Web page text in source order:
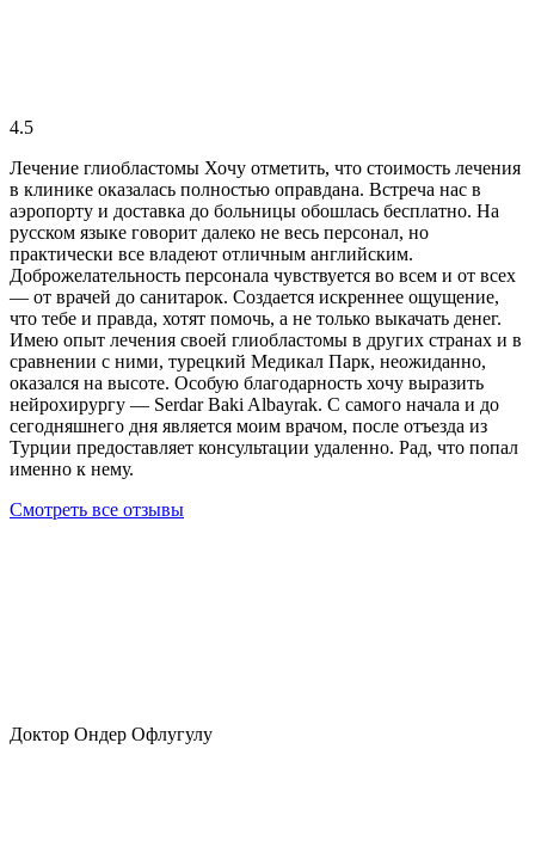
4.5
Лечение глиобластомы Хочу отметить, что стоимость лечения
в клинике оказалась полностью оправдана. Встреча нас в
аэропорту и доставка до больницы обошлась бесплатно. На
русском языке говорит далеко не весь персонал, но
практически все владеют отличным английским.
Доброжелательность персонала чувствуется во всем и от всех
— от врачей до санитарок. Создается искреннее ощущение,
что тебе и правда, хотят помочь, а не только выкачать денег.
Имею опыт лечения своей глиобластомы в других странах и в
сравнении с ними, турецкий Медикал Парк, неожиданно,
оказался на высоте. Особую благодарность хочу выразить
нейрохирургу — Serdar Baki Albayrak. С самого начала и до
сегодняшнего дня является моим врачом, после отъезда из
Турции предоставляет консультации удаленно. Рад, что попал
именно к нему.
Смотреть все отзывы
Доктор Ондер Офлугулу